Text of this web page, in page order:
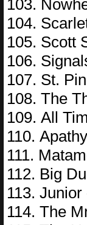
103.
104.
105. Sсоtt
106.
107. St.
108. Thе
109. Аll
110.
111.
112. Big
113.
114. Thе